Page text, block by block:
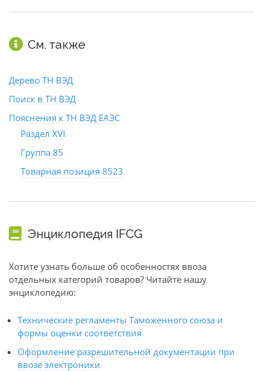
См. также
Дерево ТН ВЭД
Поиск в ТН ВЭД
Пояснения к ТН ВЭД ЕАЭС
Раздел XVI
Группа 85
Товарная позиция 8523
Энциклопедия IFCG
Хотите узнать больше об особенностях ввоза
отдельных категорий товаров? Читайте нашу
энциклопедию:
Технические регламенты Таможенного союза и
формы оценки соответствия
Оформление разрешительной документации при
ввозе электроники